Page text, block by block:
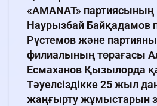
«AMANAT»
Наурызбай Байқадамов
Рүстемов және
филиалының төрағасы
Есмаханов Қызылорда
Тәуелсіздікке 25 жыл
жаңғырту жұмыстарын